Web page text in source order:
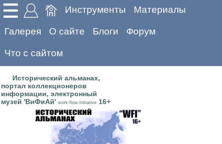
Инструменты Материалы
Галерея О сайте Блоги Форум
Что с сайтом
Исторический альманах,
портал коллекционеров
информации, электронный
музей 'ВиФиАй' work-flow-Initiative 16+